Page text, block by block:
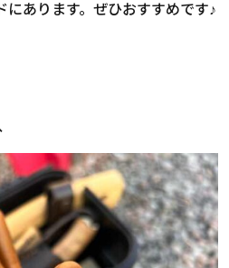
にあります。ぜひおすすめです♪